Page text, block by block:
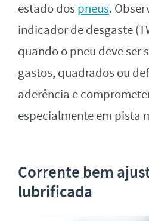
estado dos pneus.
indicador de desgaste
quando o pneu deve ser
gastos, quadrados ou
aderência e
especialmente em pista
Corrente bem
lubrificada